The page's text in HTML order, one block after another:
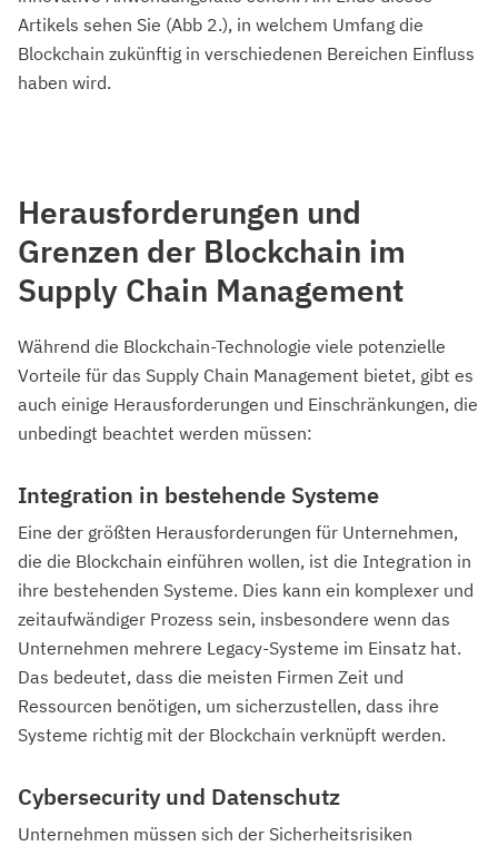
Artikels sehen Sie (Abb 2.), in welchem Umfang die
Blockchain zukünftig in verschiedenen Bereichen Einfluss
haben wird.
Herausforderungen und
Grenzen der Blockchain im
Supply Chain Management
Während die Blockchain-Technologie viele potenzielle
Vorteile für das Supply Chain Management bietet, gibt es
auch einige Herausforderungen und Einschränkungen, die
unbedingt beachtet werden müssen:
Integration in bestehende Systeme
Eine der größten Herausforderungen für Unternehmen,
die die Blockchain einführen wollen, ist die Integration in
ihre bestehenden Systeme. Dies kann ein komplexer und
zeitaufwändiger Prozess sein, insbesondere wenn das
Unternehmen mehrere Legacy-Systeme im Einsatz hat.
Das bedeutet, dass die meisten Firmen Zeit und
Ressourcen benötigen, um sicherzustellen, dass ihre
Systeme richtig mit der Blockchain verknüpft werden.
Cybersecurity und Datenschutz
Unternehmen müssen sich der Sicherheitsrisiken